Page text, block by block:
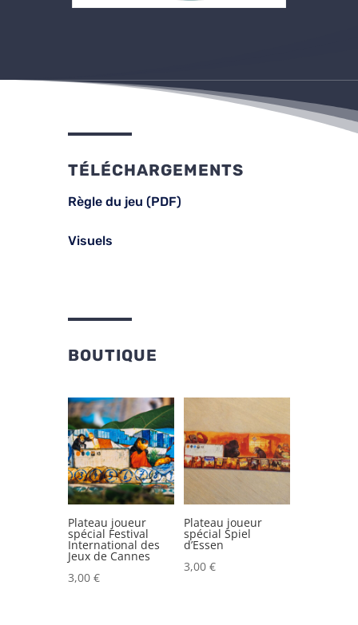
TÉLÉCHARGEMENTS
Règle du jeu (PDF)
Visuels
BOUTIQUE
Plateau joueur
spécial Festival
International des
Jeux de Cannes
3,00 €
Plateau joueur
spécial Spiel
d’Essen
3,00 €